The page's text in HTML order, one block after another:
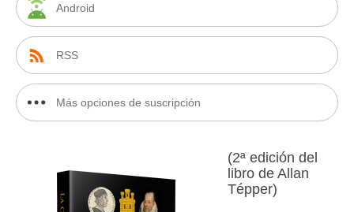
Android
RSS
Más opciones de suscripción
(2ª edición del
libro de Allan
Tépper)